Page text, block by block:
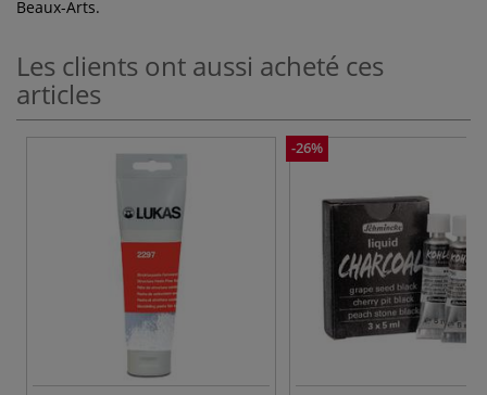
Beaux-Arts.
Les clients ont aussi acheté ces
articles
-26%